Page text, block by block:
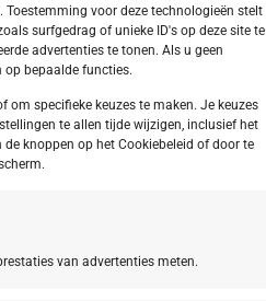
voor deze technologieën stelt
surfgedrag of unieke ID's op deze site te
advertenties te tonen. Als u geen
op bepaalde functies.
specifieke keuzes te maken. Je keuzes
te allen tijde wijzigen, inclusief het
knoppen op het Cookiebeleid of door te
van advertenties meten.